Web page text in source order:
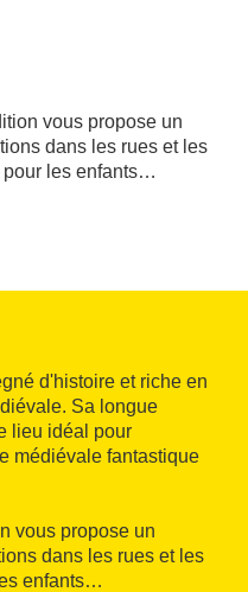
vous propose un
dans les rues et les
pour les enfants…
d'histoire et riche en
Sa longue
lieu idéal pour
médiévale fantastique
vous propose un
dans les rues et les
enfants…